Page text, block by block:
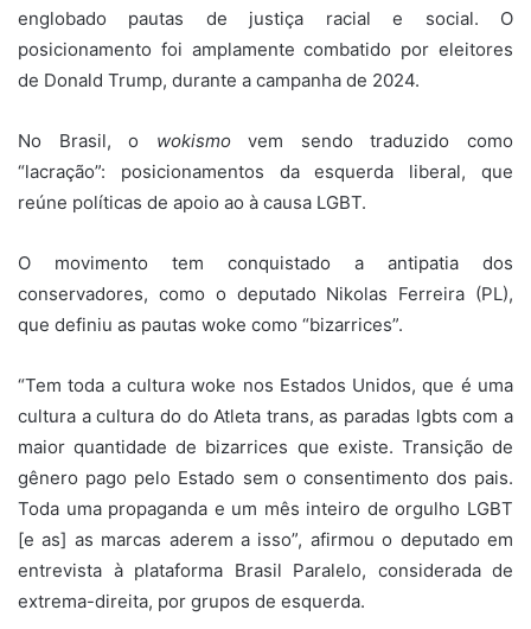
englobado pautas de justiça racial e social. O
posicionamento foi amplamente combatido por eleitores
de Donald Trump, durante a campanha de 2024.
No Brasil, o wokismovem sendo traduzido como
“lacração”: posicionamentos da esquerda liberal, que
reúne políticas de apoio ao à causa LGBT.
O movimento tem conquistado a antipatia dos
conservadores, como o deputado Nikolas Ferreira (PL),
que definiu as pautas woke como “bizarrices”.
“Tem toda a cultura woke nos Estados Unidos, que é uma
cultura a cultura do do Atleta trans, as paradas lgbts com a
maior quantidade de bizarrices que existe. Transição de
gênero pago pelo Estado sem o consentimento dos pais.
Toda uma propaganda e um mês inteiro de orgulho LGBT
[e as] as marcas aderem a isso”, afirmou o deputado em
entrevista à plataforma Brasil Paralelo, considerada de
extrema-direita, por grupos de esquerda.